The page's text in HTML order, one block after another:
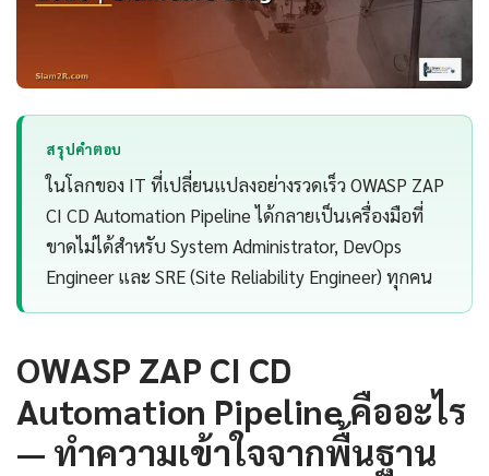
สรุปคำตอบ
ในโลกของ IT ที่เปลี่ยนแปลงอย่างรวดเร็ว OWASP ZAP
CI CD Automation Pipeline ได้กลายเป็นเครื่องมือที่
ขาดไม่ได้สำหรับ System Administrator, DevOps
Engineer และ SRE (Site Reliability Engineer) ทุกคน
OWASP ZAP CI CD
Automation Pipeline คืออะไร
— ทำความเข้าใจจากพื้นฐาน